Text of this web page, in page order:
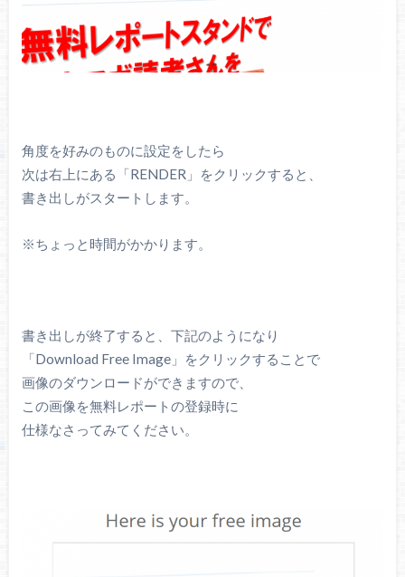
角度を好みのものに設定をしたら
次は右上にある「RENDER」をクリックすると、
書き出しがスタートします。
※ちょっと時間がかかります。
書き出しが終了すると、下記のようになり
「Download Free Image」をクリックすることで
画像のダウンロードができますので、
この画像を無料レポートの登録時に
仕様なさってみてください。